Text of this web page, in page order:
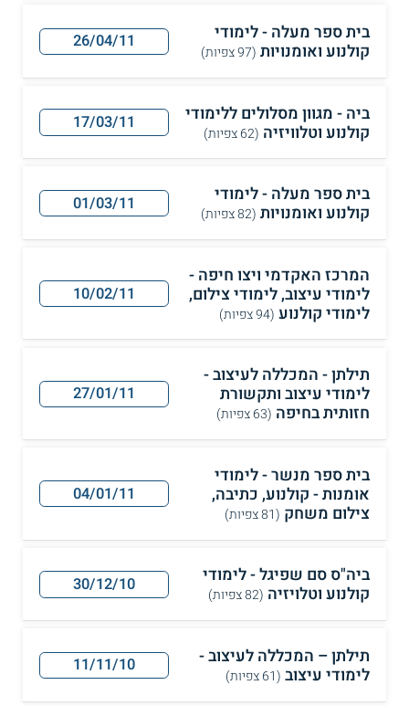
בית ספר מעלה - לימודי
קולנוע ואומנויות (97 צפיות) 26/04/11
ביה - מגוון מסלולים ללימודי
קולנוע וטלוויזיה (62 צפיות) 17/03/11
בית ספר מעלה - לימודי
קולנוע ואומנויות (82 צפיות) 01/03/11
המרכז האקדמי ויצו חיפה -
לימודי עיצוב, לימודי צילום,
לימודי קולנוע (94 צפיות)
10/02/11
תילתן - המכללה לעיצוב -
לימודי עיצוב ותקשורת
חזותית בחיפה (63 צפיות)
27/01/11
בית ספר מנשר - לימודי
אומנות - קולנוע, כתיבה,
צילום משחק (81 צפיות)
04/01/11
ביה"ס סם שפיגל - לימודי
קולנוע וטלויזיה (82 צפיות) 30/12/10
תילתן – המכללה לעיצוב -
לימודי עיצוב (61 צפיות) 11/11/10